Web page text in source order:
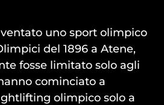
uno sport olimpico
del 1896 a Atene,
fosse limitato solo agli
cominciato a
olimpico solo a